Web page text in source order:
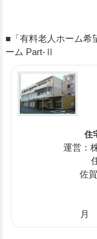
■「有料老人ホーム希
ーム Part-Ⅱ
住
運営：
佐
月